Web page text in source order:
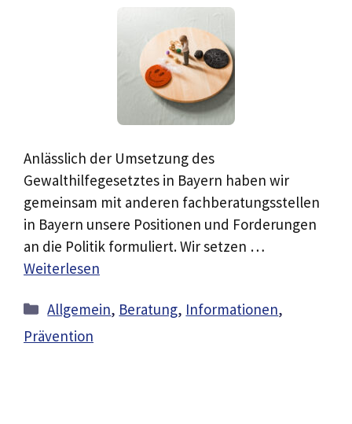
Anlässlich der Umsetzung des
Gewalthilfegesetztes in Bayern haben wir
gemeinsam mit anderen fachberatungsstellen
in Bayern unsere Positionen und Forderungen
an die Politik formuliert. Wir setzen …
Weiterlesen
Kategorien
Allgemein, Beratung, Informationen,
Prävention